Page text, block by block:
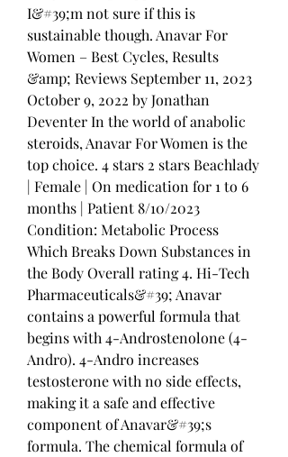
I&#39;m not sure if this is
sustainable though. Anavar For
Women – Best Cycles, Results
&amp; Reviews September 11, 2023
October 9, 2022 by Jonathan
Deventer In the world of anabolic
steroids, Anavar For Women is the
top choice. 4 stars 2 stars Beachlady
| Female | On medication for 1 to 6
months | Patient 8/10/2023
Condition: Metabolic Process
Which Breaks Down Substances in
the Body Overall rating 4. Hi-Tech
Pharmaceuticals&#39; Anavar
contains a powerful formula that
begins with 4-Androstenolone (4-
Andro). 4-Andro increases
testosterone with no side effects,
making it a safe and effective
component of Anavar&#39;s
formula. The chemical formula of